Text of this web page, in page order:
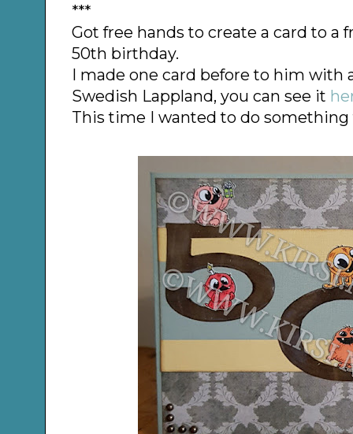
***
Got free hands to create a card to a
50th birthday.
I made one card before to him with
Swedish Lappland, you can see it
This time I wanted to do